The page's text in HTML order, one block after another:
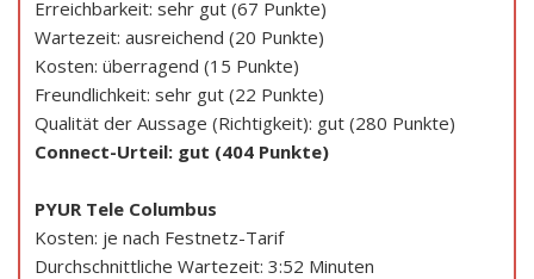
Erreichbarkeit: sehr gut (67 Punkte)
Wartezeit: ausreichend (20 Punkte)
Kosten: überragend (15 Punkte)
Freundlichkeit: sehr gut (22 Punkte)
Qualität der Aussage (Richtigkeit): gut (280 Punkte)
Connect-Urteil: gut (404 Punkte)
PYUR Tele Columbus
Kosten: je nach Festnetz-Tarif
Durchschnittliche Wartezeit: 3:52 Minuten